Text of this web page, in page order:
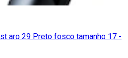
aro 29 Preto fosco tamanho 17 -